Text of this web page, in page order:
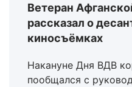
Ветеран
рассказал о
киносъёмках
Накануне Дня ВДВ
пообщался с